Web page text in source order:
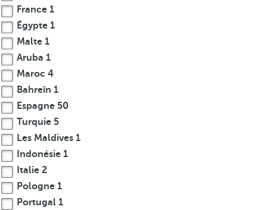
n
a
r
r
o
k
e
y
t
o
n
a
v
France 1
Égypte 1
Malte 1
Aruba 1
Maroc 4
Bahreïn 1
Espagne 50
Turquie 5
Les Maldives 1
Indonésie 1
Italie 2
Pologne 1
Portugal 1